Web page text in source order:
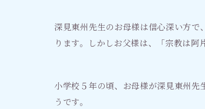
深見東州先生のお母様は信心深い方
ります。しかしお父様は、「宗教は阿
小学校５年の頃、お母様が深見東州
うです。